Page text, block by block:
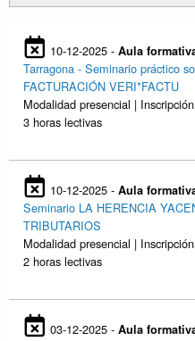
10-12-2025 - Aula
Tarragona - Seminario práctico
FACTURACIÓN VERI*FACTU
Modalidad presencial |
3 horas lectivas
10-12-2025 - Aula
Seminario LA HERENCIA
TRIBUTARIOS
Modalidad presencial |
2 horas lectivas
03-12-2025 - Aula